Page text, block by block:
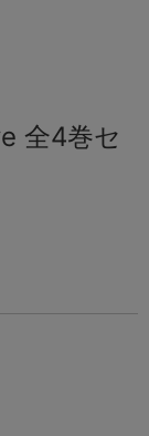
全4巻セ